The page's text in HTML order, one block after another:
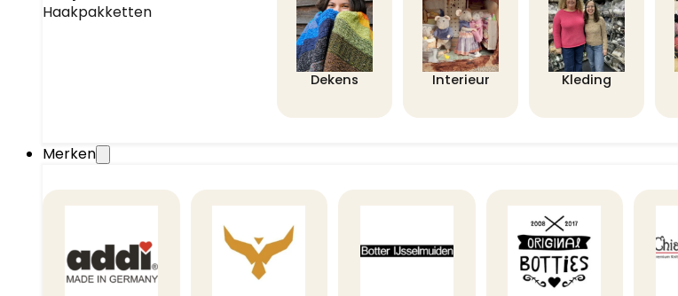
Haakpakketten
Dekens Interieur Kleding
Merken